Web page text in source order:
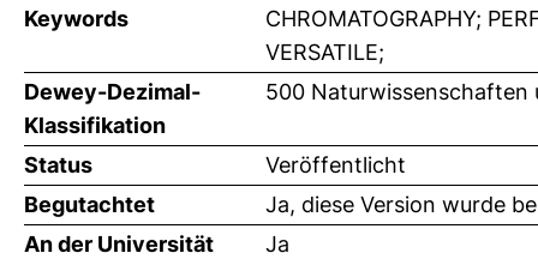
Keywords
CHROMATOGRAPHY;
VERSATILE;
Dewey-Dezimal-
Klassifikation
500 Naturwissenschaften
Status
Veröffentlicht
Begutachtet
Ja, diese Version wurde
An der Universität
Ja